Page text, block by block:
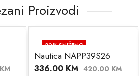
Proizvodi
KM
20% SNIŽENO
Nautica NAPP39S26
336.00 KM 420.00KM